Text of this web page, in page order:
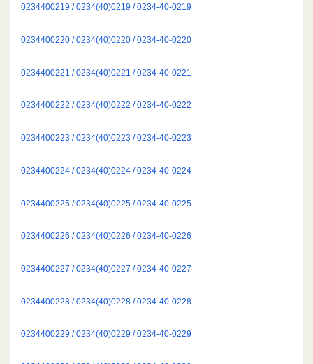
0234400219 / 0234(40)0219 / 0234-40-0219
0234400220 / 0234(40)0220 / 0234-40-0220
0234400221 / 0234(40)0221 / 0234-40-0221
0234400222 / 0234(40)0222 / 0234-40-0222
0234400223 / 0234(40)0223 / 0234-40-0223
0234400224 / 0234(40)0224 / 0234-40-0224
0234400225 / 0234(40)0225 / 0234-40-0225
0234400226 / 0234(40)0226 / 0234-40-0226
0234400227 / 0234(40)0227 / 0234-40-0227
0234400228 / 0234(40)0228 / 0234-40-0228
0234400229 / 0234(40)0229 / 0234-40-0229